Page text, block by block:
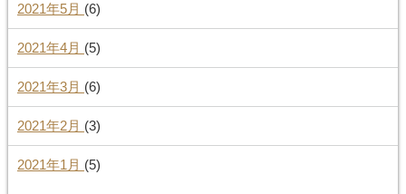
2021年5月 (6)
2021年4月 (5)
2021年3月 (6)
2021年2月 (3)
2021年1月 (5)